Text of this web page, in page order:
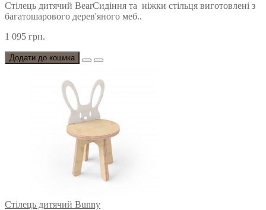
Стілець дитячий BearСидіння та ніжки стільця виготовлені з
багатошарового дерев'яного меб..
1 095 грн.
Додати до кошика
Стілець дитячий Bunny